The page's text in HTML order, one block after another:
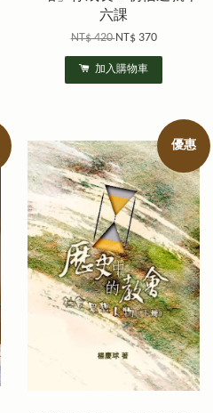
六課
NT$ 420NT$ 370
加入購物車
優惠